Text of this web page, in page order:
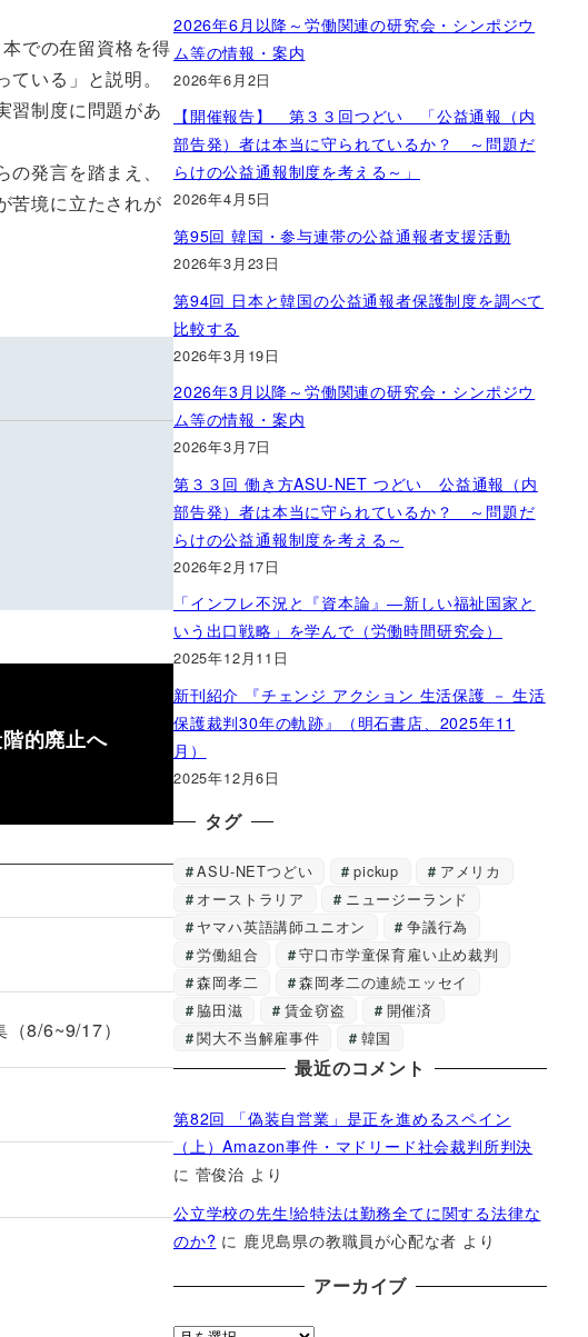
での在留資格を得
いる」と説明。
習制度に問題があ
発言を踏まえ、
苦境に立たされが
的廃止へ
8/6~9/17）
2026年6月以降～労働関連の研究会・シンポジウ
ム等の情報・案内
2026年6月2日
【開催報告】 第３３回つどい 「公益通報（内
部告発）者は本当に守られているか？ ～問題だ
らけの公益通報制度を考える～」
2026年4月5日
第95回 韓国・参与連帯の公益通報者支援活動
2026年3月23日
第94回 日本と韓国の公益通報者保護制度を調べて
比較する
2026年3月19日
2026年3月以降～労働関連の研究会・シンポジウ
ム等の情報・案内
2026年3月7日
第３３回 働き方ASU-NET つどい 公益通報（内
部告発）者は本当に守られているか？ ～問題だ
らけの公益通報制度を考える～
2026年2月17日
「インフレ不況と『資本論』―新しい福祉国家と
いう出口戦略」を学んで（労働時間研究会）
2025年12月11日
新刊紹介 『チェンジ アクション 生活保護 － 生活
保護裁判30年の軌跡』（明石書店、2025年11
月）
2025年12月6日
タグ
ASU-NETつどい pickup
アメリカ
オーストラリア
ニュージーランド
ヤマハ英語講師ユニオン
争議行為
労働組合
守口市学童保育雇い止め裁判
森岡孝二
森岡孝二の連続エッセイ
脇田滋
賃金窃盗
開催済
関大不当解雇事件
韓国
最近のコメント
第82回 「偽装自営業」是正を進めるスペイン
（上）Amazon事件・マドリード社会裁判所判決
に 菅俊治 より
公立学校の先生!給特法は勤務全てに関する法律な
のか? に 鹿児島県の教職員が心配な者 より
アーカイブ